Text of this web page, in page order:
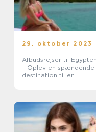
29. oktober 2023
Afbudsrejser til Egypten
– Oplev en spændende
destination til en